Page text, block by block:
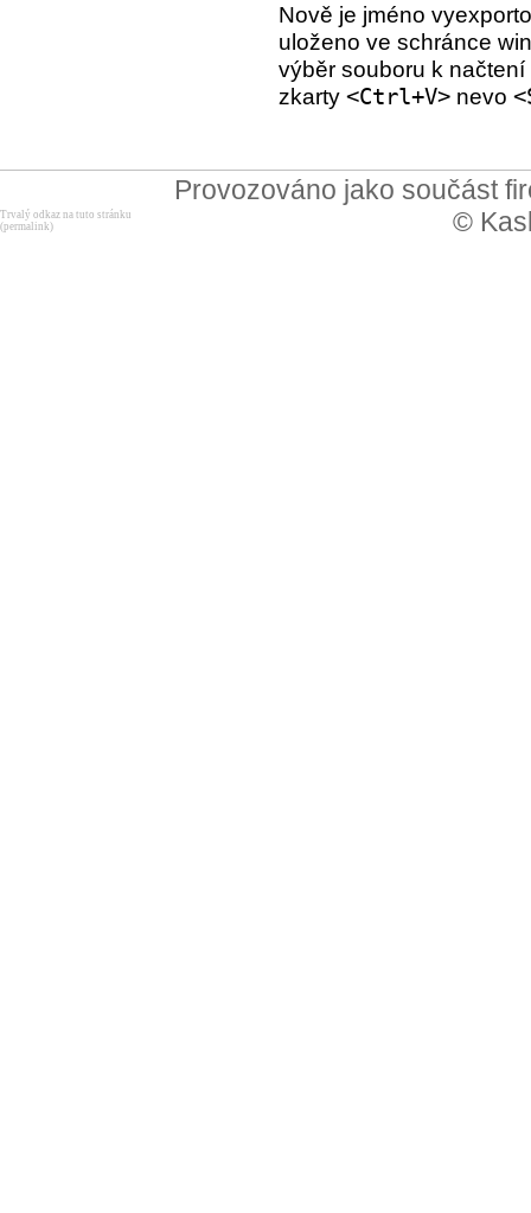
Nově je jméno
uloženo ve schránce
výběr souboru k
zkarty <Ctrl+V> nevo
Provozováno jako součást
©
Trvalý odkaz na tuto stránku
(permalink)